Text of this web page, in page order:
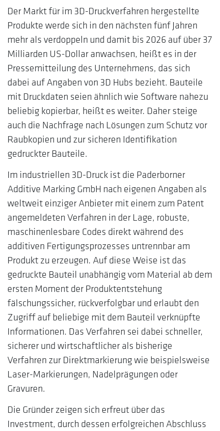
Der Markt für im 3D-Druckverfahren hergestellte
Produkte werde sich in den nächsten fünf Jahren
mehr als verdoppeln und damit bis 2026 auf über 37
Milliarden US-Dollar anwachsen, heißt es in der
Pressemitteilung des Unternehmens, das sich
dabei auf Angaben von 3D Hubs bezieht. Bauteile
mit Druckdaten seien ähnlich wie Software nahezu
beliebig kopierbar, heißt es weiter. Daher steige
auch die Nachfrage nach Lösungen zum Schutz vor
Raubkopien und zur sicheren Identifikation
gedruckter Bauteile.
Im industriellen 3D-Druck ist die Paderborner
Additive Marking GmbH nach eigenen Angaben als
weltweit einziger Anbieter mit einem zum Patent
angemeldeten Verfahren in der Lage, robuste,
maschinenlesbare Codes direkt während des
additiven Fertigungsprozesses untrennbar am
Produkt zu erzeugen. Auf diese Weise ist das
gedruckte Bauteil unabhängig vom Material ab dem
ersten Moment der Produktentstehung
fälschungssicher, rückverfolgbar und erlaubt den
Zugriff auf beliebige mit dem Bauteil verknüpfte
Informationen. Das Verfahren sei dabei schneller,
sicherer und wirtschaftlicher als bisherige
Verfahren zur Direktmarkierung wie beispielsweise
Laser-Markierungen, Nadelprägungen oder
Gravuren.
Die Gründer zeigen sich erfreut über das
Investment, durch dessen erfolgreichen Abschluss